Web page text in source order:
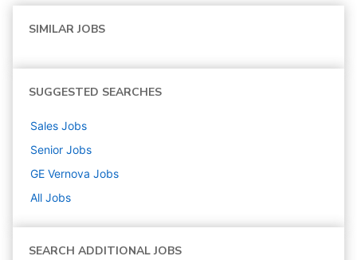
SIMILAR JOBS
SUGGESTED SEARCHES
Sales Jobs
Senior Jobs
GE Vernova Jobs
All Jobs
SEARCH ADDITIONAL JOBS